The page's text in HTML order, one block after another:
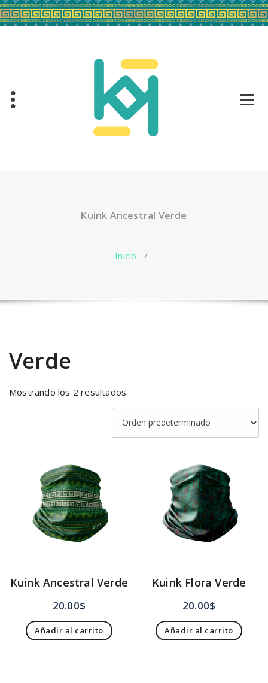
Saltar
al
Kuink Ancestral Verde
Inicio /
Verde
Mostrando los 2 resultados
Kuink Ancestral Verde
20.00$
Añadir al carrito
Kuink Flora Verde
20.00$
Añadir al carrito